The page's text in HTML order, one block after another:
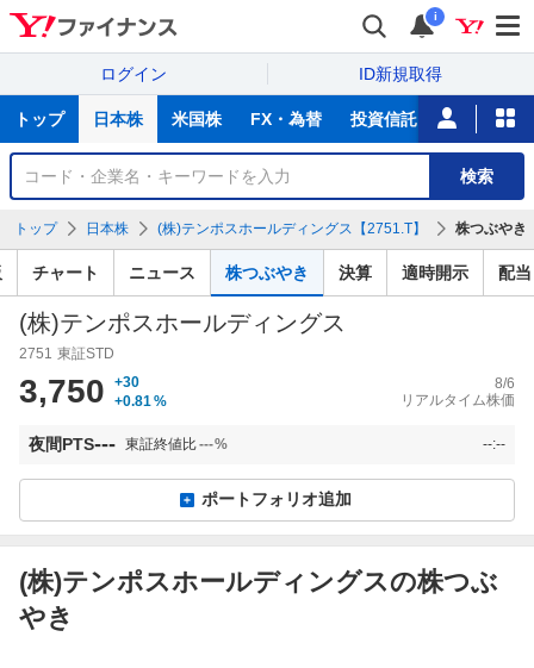
i
ログイン ID新規取得
サ
トップ 日本株 米国株 FX・為替 投資信託 ニュース
銘
検
検索
トップ 日本株 (株)テンポスホールディングス【2751.T】 株つぶやき
チャート ニュース 株つぶやき 決算 適時開示 配当
(株)テンポスホールディングス
2751 東証STD
3,750
+30
+0.81 %
8/6
リアルタイム株価
夜間PTS--- 東証終値比---% --:--
ポートフォリオ追加
(株)テンポスホールディングスの株つぶ
やき